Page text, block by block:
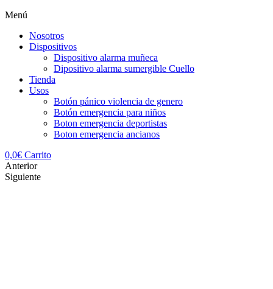
Menú
Nosotros
Dispositivos
Dispositivo alarma muñeca
Dipositivo alarma sumergible Cuello
Tienda
Usos
Botón pánico violencia de genero
Botón emergencia para niños
Boton emergencia deportistas
Boton emergencia ancianos
0,0€ Carrito
Anterior
Siguiente